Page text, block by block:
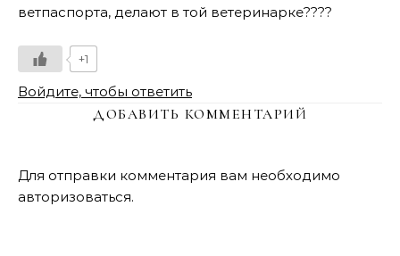
ветпаспорта, делают в той ветеринарке????
+1
Войдите, чтобы ответить
ДОБАВИТЬ КОММЕНТАРИЙ
Для отправки комментария вам необходимо
авторизоваться.